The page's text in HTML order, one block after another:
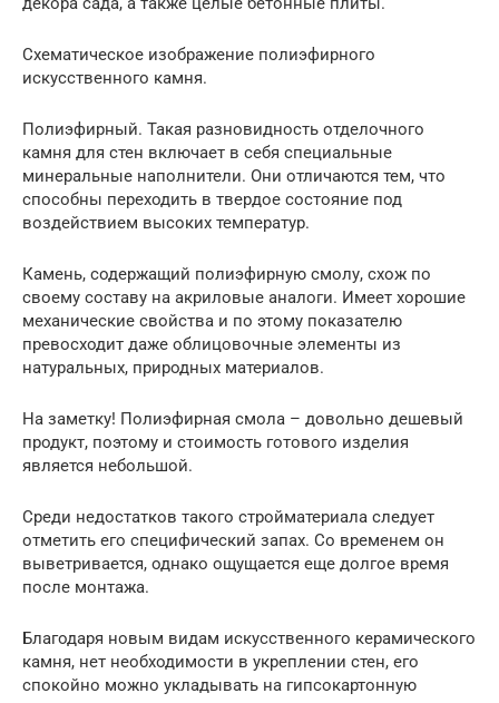
Схематическое изображение полиэфирного
искусственного камня.
Полиэфирный. Такая разновидность отделочного
камня для стен включает в себя специальные
минеральные наполнители. Они отличаются тем, что
способны переходить в твердое состояние под
воздействием высоких температур.
Камень, содержащий полиэфирную смолу, схож по
своему составу на акриловые аналоги. Имеет хорошие
механические свойства и по этому показателю
превосходит даже облицовочные элементы из
натуральных, природных материалов.
На заметку! Полиэфирная смола – довольно дешевый
продукт, поэтому и стоимость готового изделия
является небольшой.
Среди недостатков такого стройматериала следует
отметить его специфический запах. Со временем он
выветривается, однако ощущается еще долгое время
после монтажа.
Благодаря новым видам искусственного керамического
камня, нет необходимости в укреплении стен, его
спокойно можно укладывать на гипсокартонную